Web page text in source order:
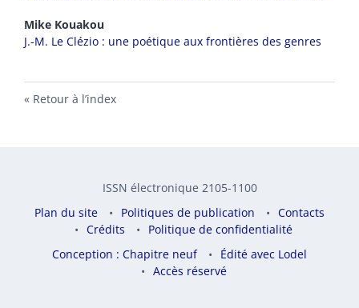
Mike Kouakou
J.-M. Le Clézio : une poétique aux frontières des genres
Retour à l’index
ISSN électronique 2105-1100
Plan du site
Politiques de publication
Contacts
Crédits
Politique de confidentialité
Conception : Chapitre neuf
Édité avec Lodel
Accès réservé